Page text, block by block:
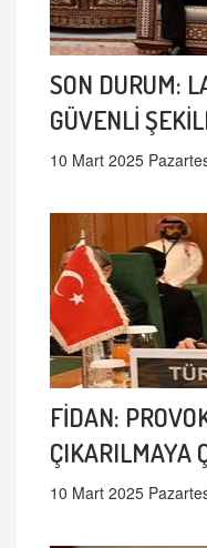
SON DURUM:
GÜVENLİ
10 Mart 2025
FİDAN:
ÇIKARILMAYA
10 Mart 2025